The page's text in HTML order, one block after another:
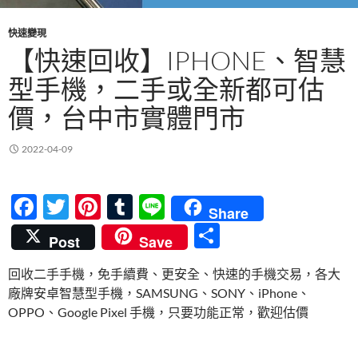
快速變現
【快速回收】IPHONE、智慧
型手機，二手或全新都可估
價，台中市實體門市
2022-04-09
F
ac
e
b
o
T
w
itt
er
Pi
nt
er
es
t
T
u
m
bl
r
Li
n
e
Share
Post
Save
享
回收二手手機，免手續費、更安全、快速的手機交易，各大
廠牌安卓智慧型手機，SAMSUNG、SONY、iPhone、
OPPO、Google Pixel 手機，只要功能正常，歡迎估價